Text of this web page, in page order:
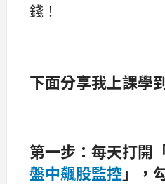
錢！
下面分享我上課學
第一步：每天打開
盤中飆股監控」，